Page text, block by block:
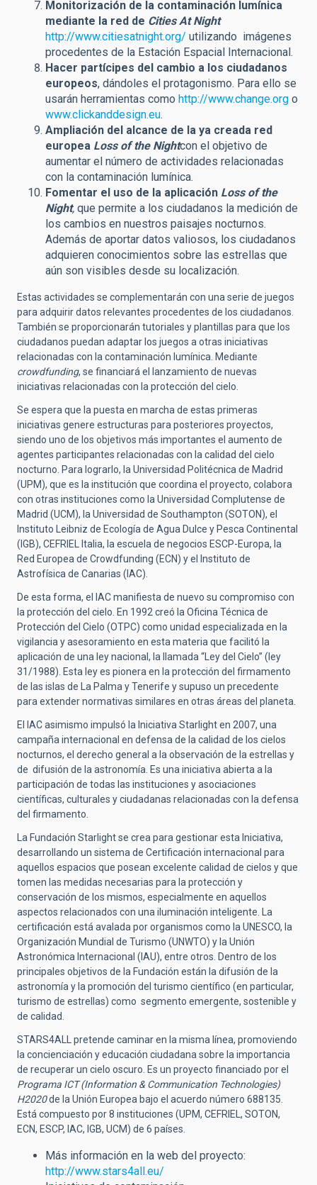
Monitorización de la contaminación lumínica
mediante la red de Cities At Night
http://www.citiesatnight.org/ utilizando imágenes
procedentes de la Estación Espacial Internacional.
Hacer partícipes del cambio a los ciudadanos
europeos, dándoles el protagonismo. Para ello se
usarán herramientas como http://www.change.org o
www.clickanddesign.eu.
Ampliación del alcance de la ya creada red
europea Loss of the Nightcon el objetivo de
aumentar el número de actividades relacionadas
con la contaminación lumínica.
Fomentar el uso de la aplicación Loss of the
Night, que permite a los ciudadanos la medición de
los cambios en nuestros paisajes nocturnos.
Además de aportar datos valiosos, los ciudadanos
adquieren conocimientos sobre las estrellas que
aún son visibles desde su localización.
Estas actividades se complementarán con una serie de juegos
para adquirir datos relevantes procedentes de los ciudadanos.
También se proporcionarán tutoriales y plantillas para que los
ciudadanos puedan adaptar los juegos a otras iniciativas
relacionadas con la contaminación lumínica. Mediante
crowdfunding, se financiará el lanzamiento de nuevas
iniciativas relacionadas con la protección del cielo.
Se espera que la puesta en marcha de estas primeras
iniciativas genere estructuras para posteriores proyectos,
siendo uno de los objetivos más importantes el aumento de
agentes participantes relacionadas con la calidad del cielo
nocturno. Para lograrlo, la Universidad Politécnica de Madrid
(UPM), que es la institución que coordina el proyecto, colabora
con otras instituciones como la Universidad Complutense de
Madrid (UCM), la Universidad de Southampton (SOTON), el
Instituto Leibniz de Ecología de Agua Dulce y Pesca Continental
(IGB), CEFRIEL Italia, la escuela de negocios ESCP-Europa, la
Red Europea de Crowdfunding (ECN) y el Instituto de
Astrofísica de Canarias (IAC).
De esta forma, el IAC manifiesta de nuevo su compromiso con
la protección del cielo. En 1992 creó la Oficina Técnica de
Protección del Cielo (OTPC) como unidad especializada en la
vigilancia y asesoramiento en esta materia que facilitó la
aplicación de una ley nacional, la llamada “Ley del Cielo” (ley
31/1988). Esta ley es pionera en la protección del firmamento
de las islas de La Palma y Tenerife y supuso un precedente
para extender normativas similares en otras áreas del planeta.
El IAC asimismo impulsó la Iniciativa Starlight en 2007, una
campaña internacional en defensa de la calidad de los cielos
nocturnos, el derecho general a la observación de la estrellas y
de difusión de la astronomía. Es una iniciativa abierta a la
participación de todas las instituciones y asociaciones
científicas, culturales y ciudadanas relacionadas con la defensa
del firmamento.
La Fundación Starlight se crea para gestionar esta Iniciativa,
desarrollando un sistema de Certificación internacional para
aquellos espacios que posean excelente calidad de cielos y que
tomen las medidas necesarias para la protección y
conservación de los mismos, especialmente en aquellos
aspectos relacionados con una iluminación inteligente. La
certificación está avalada por organismos como la UNESCO, la
Organización Mundial de Turismo (UNWTO) y la Unión
Astronómica Internacional (IAU), entre otros. Dentro de los
principales objetivos de la Fundación están la difusión de la
astronomía y la promoción del turismo científico (en particular,
turismo de estrellas) como segmento emergente, sostenible y
de calidad.
STARS4ALL pretende caminar en la misma línea, promoviendo
la concienciación y educación ciudadana sobre la importancia
de recuperar un cielo oscuro. Es un proyecto financiado por el
Programa ICT (Information & Communication Technologies)
H2020de la Unión Europea bajo el acuerdo número 688135.
Está compuesto por 8 instituciones (UPM, CEFRIEL, SOTON,
ECN, ESCP, IAC, IGB, UCM) de 6 países.
Más información en la web del proyecto:
http://www.stars4all.eu/